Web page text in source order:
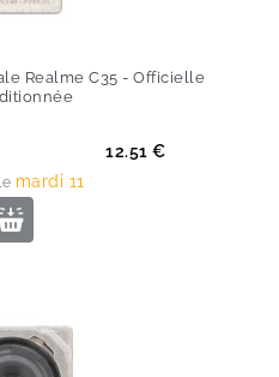
Realme C35 - Officielle
12.51 €
mardi 11